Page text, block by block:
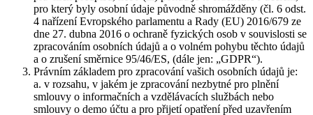
pro který byly osobní údaje původně shromážděny (čl. 6 odst.
4 nařízení Evropského parlamentu a Rady (EU) 2016/679 ze
dne 27. dubna 2016 o ochraně fyzických osob v souvislosti se
zpracováním osobních údajů a o volném pohybu těchto údajů
a o zrušení směrnice 95/46/ES, (dále jen: „GDPR“).
Právním základem pro zpracování vašich osobních údajů je:
a. v rozsahu, v jakém je zpracování nezbytné pro plnění
smlouvy o informačních a vzdělávacích službách nebo
smlouvy o demo účtu a pro přijetí opatření před uzavřením